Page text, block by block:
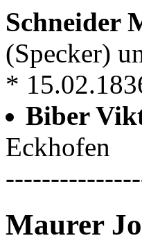
Schneider
(Specker)
*
Biber
Eckhofen
Maurer